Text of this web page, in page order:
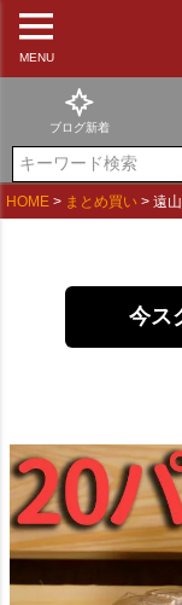
MENU
ブログ新着
HOME まとめ買い 遠
今ス